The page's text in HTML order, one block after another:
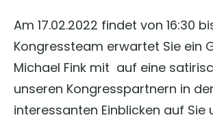
Am 17.02.2022 findet von 16:30
Kongressteam erwartet Sie ein
Michael Fink mit auf eine
unseren Kongresspartnern in
interessanten Einblicken auf